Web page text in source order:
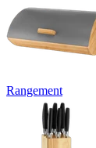
Rangement